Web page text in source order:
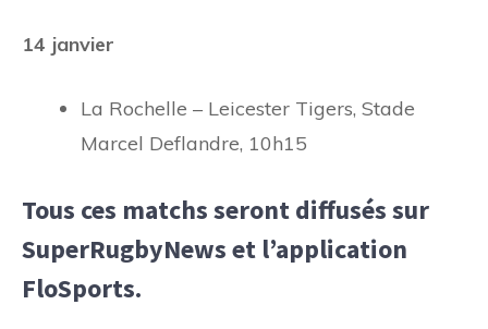
14 janvier
La Rochelle – Leicester Tigers, Stade
Marcel Deflandre, 10h15
Tous ces matchs seront diffusés sur
SuperRugbyNews et l’application
FloSports.